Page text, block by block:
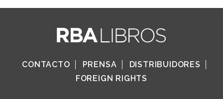
CONTACTO PRENSA
DISTRIBUIDORES
FOREIGN RIGHTS